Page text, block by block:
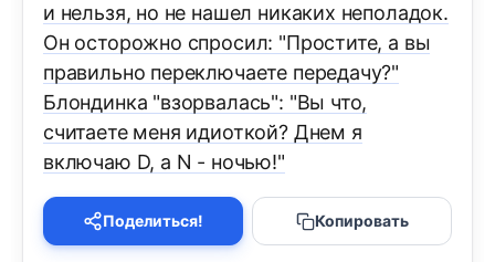
и нельзя, но не нашел никаких неполадок.
Он осторожно спросил: "Простите, а вы
правильно переключаете передачу?"
Блондинка "взорвалась": "Вы что,
считаете меня идиоткой? Днем я
включаю D, а N - ночью!"
Поделиться! Копировать